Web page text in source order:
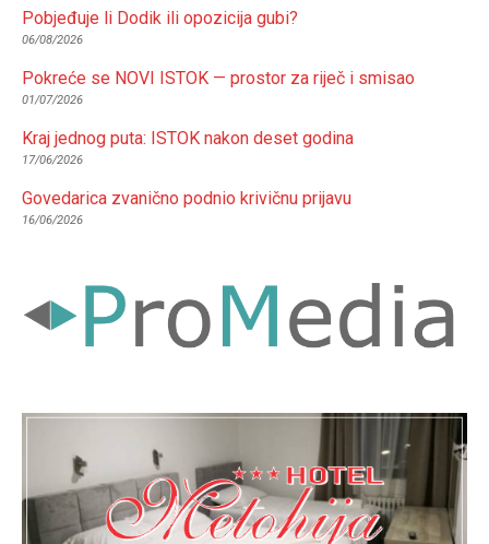
Pobjeđuje li Dodik ili opozicija gubi?
06/08/2026
Pokreće se NOVI ISTOK — prostor za riječ i smisao
01/07/2026
Kraj jednog puta: ISTOK nakon deset godina
17/06/2026
Govedarica zvanično podnio krivičnu prijavu
16/06/2026